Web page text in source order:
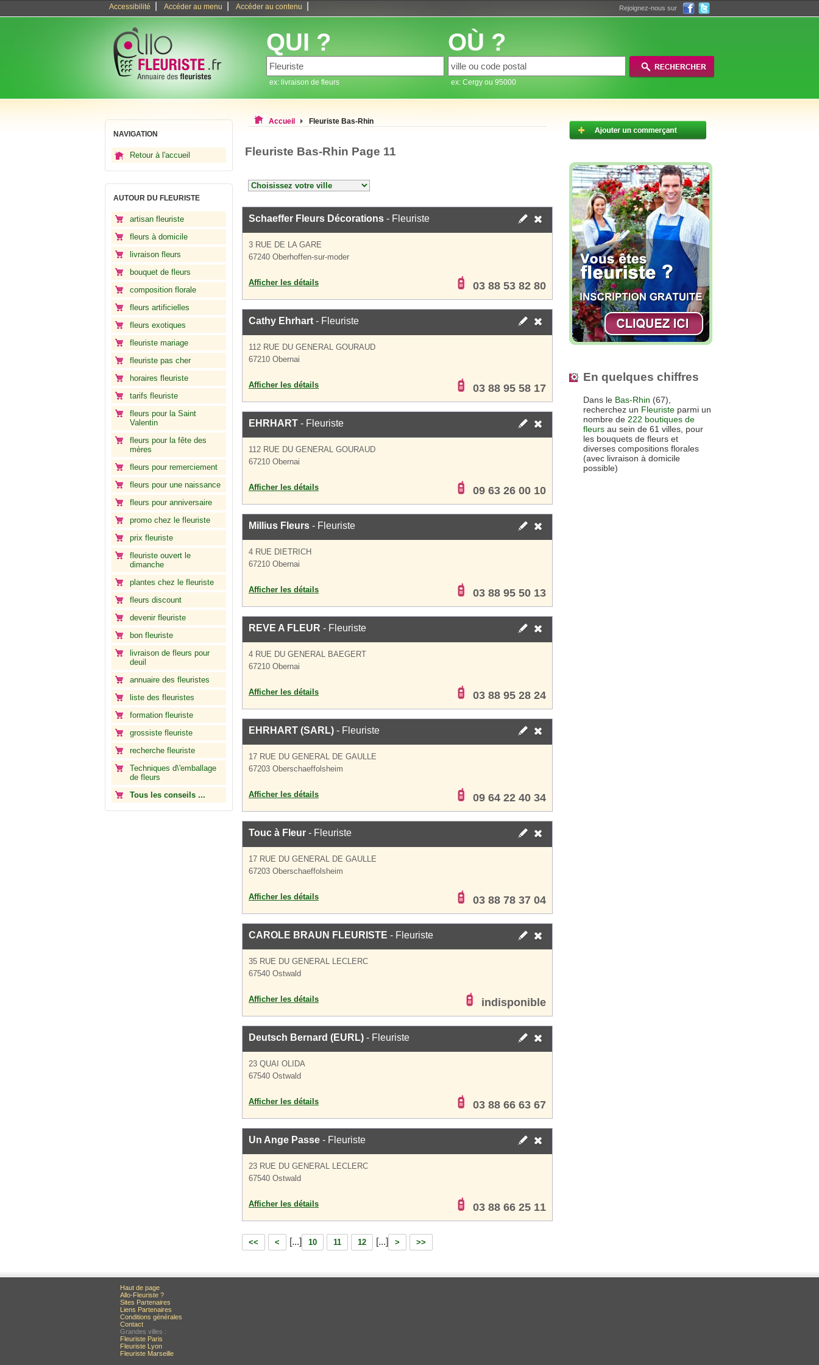
Accessibilité Accéder au menu Accéder au contenu Rejoignez-nous sur
QUI ?
ex: livraison de fleurs
OÙ ?
ex: Cergy ou 95000
NAVIGATION
Retour à l'accueil
AUTOUR DU FLEURISTE
artisan fleuriste
fleurs à domicile
livraison fleurs
bouquet de fleurs
composition florale
fleurs artificielles
fleurs exotiques
fleuriste mariage
fleuriste pas cher
horaires fleuriste
tarifs fleuriste
fleurs pour la Saint
Valentin
fleurs pour la fête des
mères
fleurs pour remerciement
fleurs pour une naissance
fleurs pour anniversaire
promo chez le fleuriste
prix fleuriste
fleuriste ouvert le
dimanche
plantes chez le fleuriste
fleurs discount
devenir fleuriste
bon fleuriste
livraison de fleurs pour
deuil
annuaire des fleuristes
liste des fleuristes
formation fleuriste
grossiste fleuriste
recherche fleuriste
Techniques d\'emballage
de fleurs
Tous les conseils ...
Accueil Fleuriste Bas-Rhin
Fleuriste Bas-Rhin Page 11
Schaeffer Fleurs Décorations - Fleuriste
3 RUE DE LA GARE
67240 Oberhoffen-sur-moder
Afficher les détails 03 88 53 82 80
Cathy Ehrhart - Fleuriste
112 RUE DU GENERAL GOURAUD
67210 Obernai
Afficher les détails 03 88 95 58 17
EHRHART - Fleuriste
112 RUE DU GENERAL GOURAUD
67210 Obernai
Afficher les détails 09 63 26 00 10
Millius Fleurs - Fleuriste
4 RUE DIETRICH
67210 Obernai
Afficher les détails 03 88 95 50 13
REVE A FLEUR - Fleuriste
4 RUE DU GENERAL BAEGERT
67210 Obernai
Afficher les détails 03 88 95 28 24
EHRHART (SARL) - Fleuriste
17 RUE DU GENERAL DE GAULLE
67203 Oberschaeffolsheim
Afficher les détails 09 64 22 40 34
Touc à Fleur - Fleuriste
17 RUE DU GENERAL DE GAULLE
67203 Oberschaeffolsheim
Afficher les détails 03 88 78 37 04
CAROLE BRAUN FLEURISTE - Fleuriste
35 RUE DU GENERAL LECLERC
67540 Ostwald
Afficher les détails indisponible
Deutsch Bernard (EURL) - Fleuriste
23 QUAI OLIDA
67540 Ostwald
Afficher les détails 03 88 66 63 67
Un Ange Passe - Fleuriste
23 RUE DU GENERAL LECLERC
67540 Ostwald
Afficher les détails 03 88 66 25 11
<< < [...] 10 11 12 [...] > >>
En quelques chiffres
Dans le Bas-Rhin (67),
recherchez un Fleuriste parmi un
nombre de 222 boutiques de
fleurs au sein de 61 villes, pour
les bouquets de fleurs et
diverses compositions florales
(avec livraison à domicile
possible)
Haut de page
Allo-Fleuriste ?
Sites Partenaires
Liens Partenaires
Conditions générales
Contact
Grandes villes :
Fleuriste Paris
Fleuriste Lyon
Fleuriste Marseille